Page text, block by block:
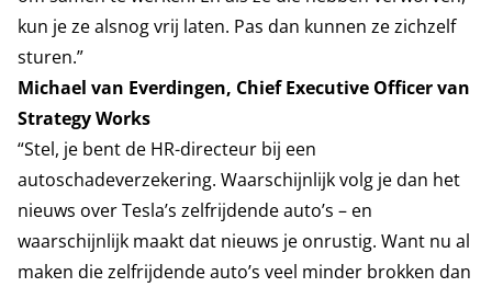
kun je ze alsnog vrij laten. Pas dan kunnen ze zichzelf
sturen.”
Michael van Everdingen, Chief Executive Officer van
Strategy Works
“Stel, je bent de HR-directeur bij een
autoschadeverzekering. Waarschijnlijk volg je dan het
nieuws over Tesla’s zelfrijdende auto’s – en
waarschijnlijk maakt dat nieuws je onrustig. Want nu al
maken die zelfrijdende auto’s veel minder brokken dan